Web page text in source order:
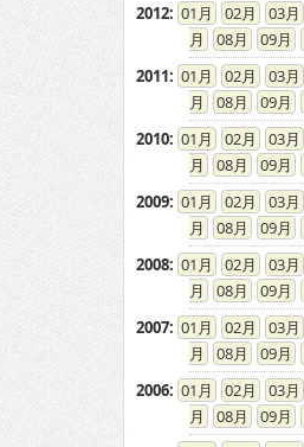
2012: 01 02 03
08
09
2011: 01 02 03
08
09
2010: 01 02 03
08
09
2009: 01 02 03
08
09
2008: 01 02 03
08
09
2007: 01 02 03
08
09
2006: 01 02 03
08
09